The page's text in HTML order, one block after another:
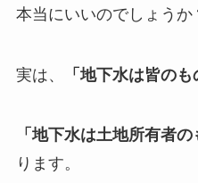
本当にいいのでしょうか
実は、 「地下水は皆の
「地下水は土地所有者
ります。